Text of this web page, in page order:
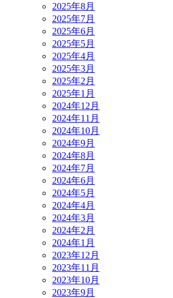
2025年8月
2025年7月
2025年6月
2025年5月
2025年4月
2025年3月
2025年2月
2025年1月
2024年12月
2024年11月
2024年10月
2024年9月
2024年8月
2024年7月
2024年6月
2024年5月
2024年4月
2024年3月
2024年2月
2024年1月
2023年12月
2023年11月
2023年10月
2023年9月